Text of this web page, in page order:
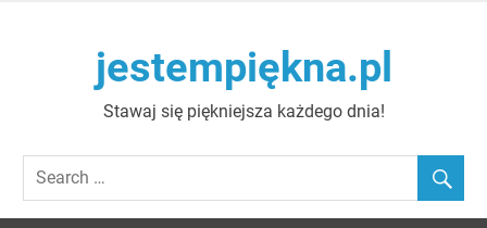
jestempiękna.pl
Stawaj się piękniejsza każdego dnia!